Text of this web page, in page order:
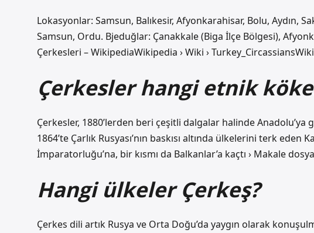
Lokasyonlar: Samsun, Balıkesir, Afyonkarahisar, Bolu, Aydın,
Samsun, Ordu. Bjeduğlar: Çanakkale (Biga İlçe Bölgesi),
Çerkesleri – WikipediaWikipedia › Wiki ›
Çerkesler hangi etnik
Çerkesler, 1880’lerden beri çeşitli dalgalar halinde Anadolu’ya
1864’te Çarlık Rusyası’nın baskısı altında ülkelerini terk eden
İmparatorluğu’na, bir kısmı da Balkanlar’a kaçtı › Makale
Hangi ülkeler Çerkeş?
Çerkes dili artık Rusya ve Orta Doğu’da yaygın olarak